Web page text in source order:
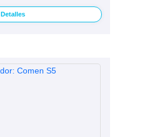
Detalles